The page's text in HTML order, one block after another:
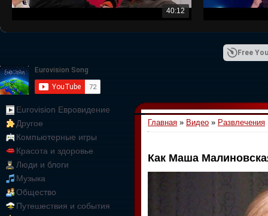
40:12
Free
Eurovision Евровидение
Другое
Компьютерные игры
Красота и здоровье
Люди и блоги
Музыка
Общество
Путешествия и события
Главная » Видео » Развлечения
Как Маша